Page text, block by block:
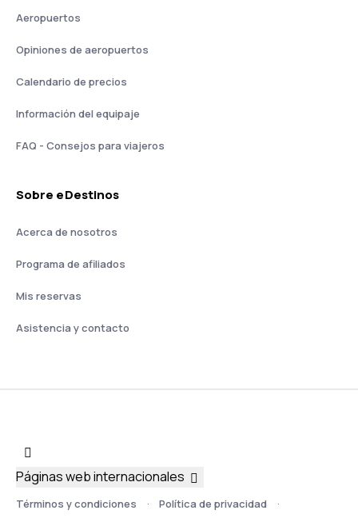
Aeropuertos
Opiniones de aeropuertos
Calendario de precios
Información del equipaje
FAQ - Consejos para viajeros
Sobre eDestinos
Acerca de nosotros
Programa de afiliados
Mis reservas
Asistencia y contacto
Términos y condiciones Política de privacidad
Páginas web internacionales